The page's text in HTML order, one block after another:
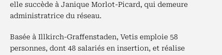
elle succède à Janique Morlot-Picard, qui demeure
administratrice du réseau.
Basée à Illkirch-Graffenstaden, Vetis emploie 58
personnes, dont 48 salariés en insertion, et réalise